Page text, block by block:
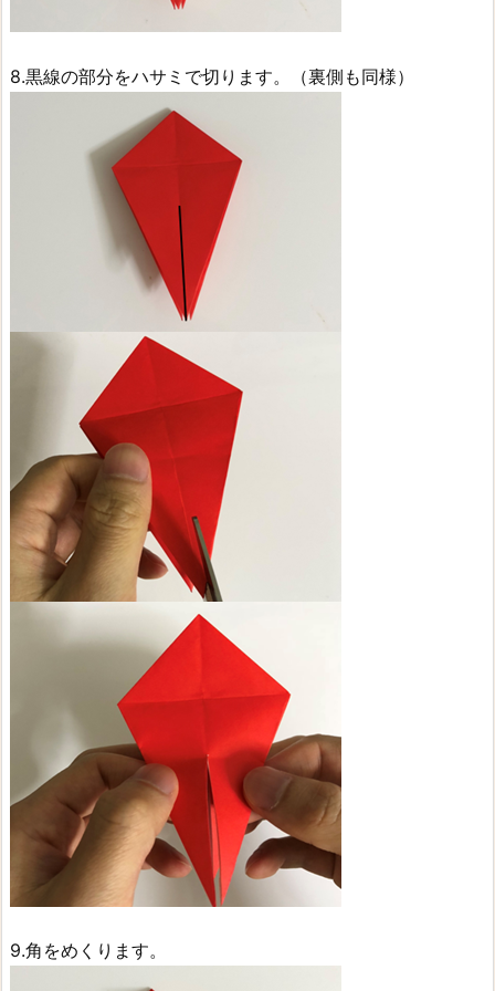
8.黒線の部分をハサミで切ります。（裏側も同様）
9.角をめくります。